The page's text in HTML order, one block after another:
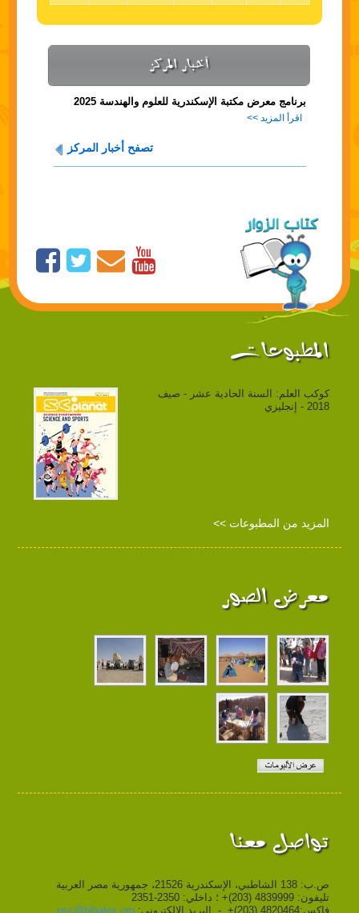
أخبار المركز
برنامج معرض مكتبة الإسكندرية للعلوم والهندسة 2025
اقرأ المزيد >>
تصفح أخبار المركز
المطبوعات
كوكب العلم: السنة الحادية عشر - صيف
2018 - إنجليزي
المزيد من المطبوعات >>
معرض الصور
تواصل معنا
ص.ب: 138 الشاطبي، الإسكندرية 21526، جمهورية مصر العربية
تليفون: 4839999 (203)+ ؛ داخلي: 2350-2351
فاكس:4820464 (203)+ - البريد الإلكتروني:
psc@bibalex.org